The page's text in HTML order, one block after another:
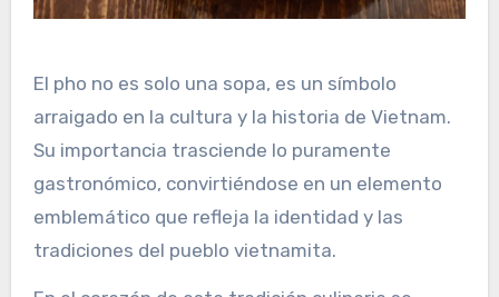
El pho no es solo una sopa, es un símbolo
arraigado en la cultura y la historia de Vietnam.
Su importancia trasciende lo puramente
gastronómico, convirtiéndose en un elemento
emblemático que refleja la identidad y las
tradiciones del pueblo vietnamita.